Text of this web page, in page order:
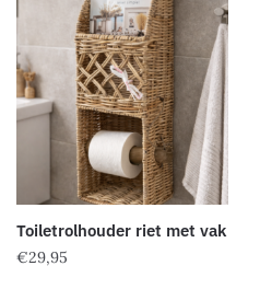
Toiletrolhouder riet met vak
€29,95